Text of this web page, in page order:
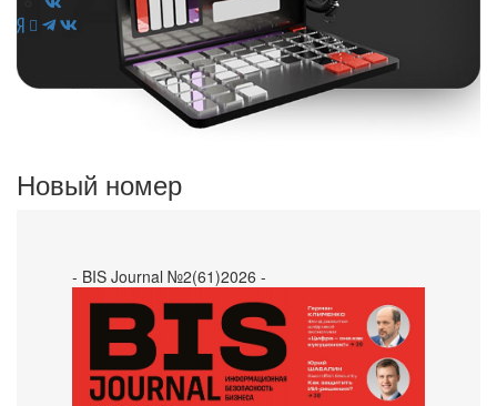
Новый номер
- BIS Journal №2(61)2026 -